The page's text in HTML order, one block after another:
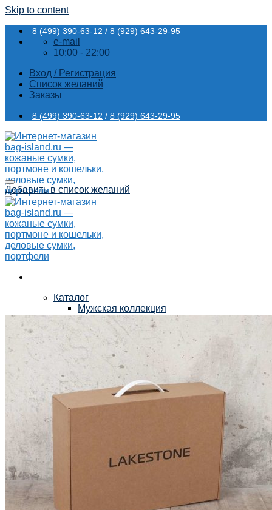
Skip to content
8 (499) 390-63-12 / 8 (929) 643-29-95
e-mail
10:00 - 22:00
Вход / Регистрация
Список желаний
Заказы
8 (499) 390-63-12 / 8 (929) 643-29-95
Каталог
Мужская коллекция
Мужские сумки
Деловые сумки
Сумки через плечо
Сумки-мессенджеры
Сумки на пояс
Рюкзаки
Портфели
Кожаные папки
Кошельки
Обложки для документов
Добавить в список желаний